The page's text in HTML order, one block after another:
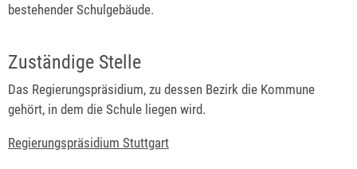
bestehender Schulgebäude.
Zuständige Stelle
Das Regierungspräsidium, zu dessen Bezirk die Kommune
gehört, in dem die Schule liegen wird.
Regierungspräsidium Stuttgart